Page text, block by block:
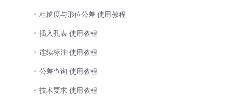
粗糙度与形位公差 使用教程
插入孔表 使用教程
连续标注 使用教程
公差查询 使用教程
技术要求 使用教程